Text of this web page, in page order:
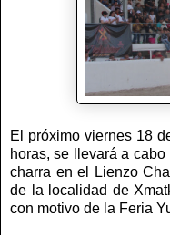
El próximo viernes 18
horas, se llevará a
charra en el Lienzo
de la localidad de
con motivo de la Feria